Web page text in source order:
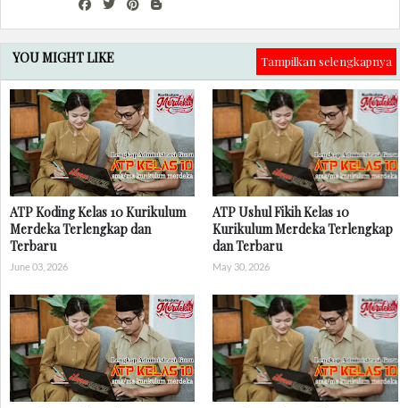
YOU MIGHT LIKE Tampilkan selengkapnya
ATP Koding Kelas 10 Kurikulum
Merdeka Terlengkap dan
Terbaru
June 03, 2026
ATP Ushul Fikih Kelas 10
Kurikulum Merdeka Terlengkap
dan Terbaru
May 30, 2026